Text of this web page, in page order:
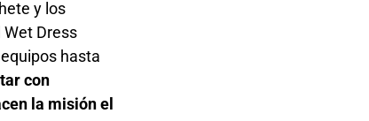
y los
Dress
hasta
con
la misión el